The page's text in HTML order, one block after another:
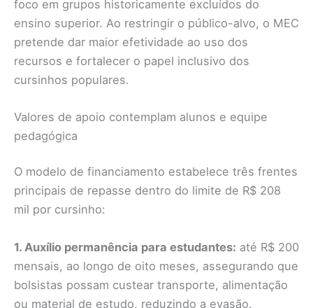
foco em grupos historicamente excluídos do
ensino superior. Ao restringir o público-alvo, o MEC
pretende dar maior efetividade ao uso dos
recursos e fortalecer o papel inclusivo dos
cursinhos populares.
Valores de apoio contemplam alunos e equipe
pedagógica
O modelo de financiamento estabelece três frentes
principais de repasse dentro do limite de R$ 208
mil por cursinho:
1. Auxílio permanência para estudantes: até R$ 200
mensais, ao longo de oito meses, assegurando que
bolsistas possam custear transporte, alimentação
ou material de estudo, reduzindo a evasão.